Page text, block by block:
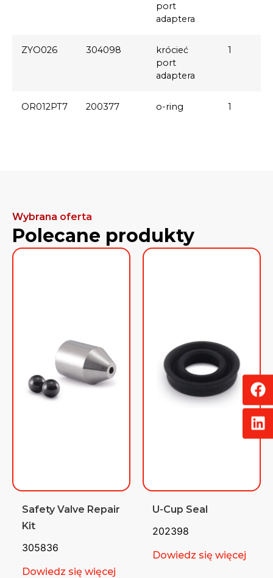
port
adaptera
ZYO026 304098
krócieć
port
adaptera
1
OR012PT7 200377 o-ring 1
Wybrana oferta
Polecane produkty
Safety Valve Repair
Kit
305836
Dowiedz się więcej
U-Cup Seal
202398
Dowiedz się więcej